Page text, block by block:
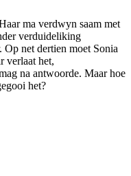
ma verdwyn saam met
verduideliking
Op net dertien moet Sonia
verlaat het,
na antwoorde. Maar hoe
het?